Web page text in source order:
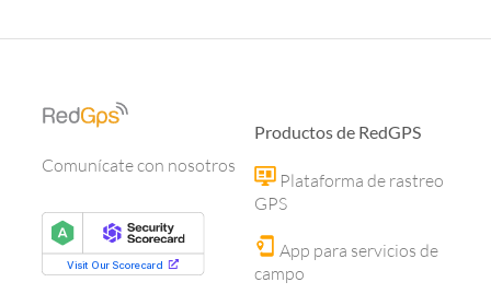
Comunícate con nosotros
Productos de RedGPS
Plataforma de rastreo
GPS
App para servicios de
campo